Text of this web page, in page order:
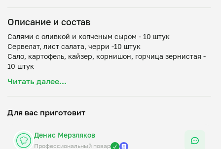
Описание и состав
Салями с оливкой и копченым сыром - 10 штук
Сервелат, лист салата, черри -10 штук
Сало, картофель, кайзер, корнишон, горчица зернистая -
10 штук
штук
Читать далее...
Для вас приготовит
Денис Мерзляков
Профессиональный повар